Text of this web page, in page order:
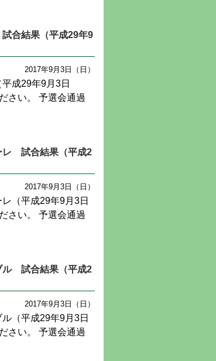
合結果（平成29年9
2017年9月3日（日）
成29年9月3日
さい。 予選会通過
レ 試合結果（平成2
2017年9月3日（日）
（平成29年9月3日
さい。 予選会通過
ル 試合結果（平成2
2017年9月3日（日）
（平成29年9月3日
さい。 予選会通過